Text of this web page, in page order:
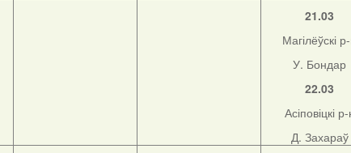
21.03
Магілёўскі
У. Бондар
22.03
Асіповіцкі
Д. Захараў